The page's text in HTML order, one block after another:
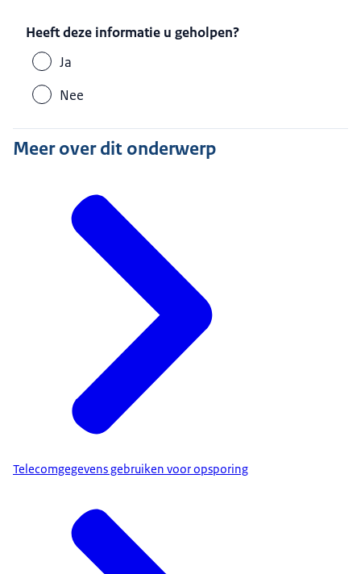
Heeft deze informatie u geholpen?
Ja
Nee
Meer over dit onderwerp
Telecomgegevens gebruiken voor opsporing